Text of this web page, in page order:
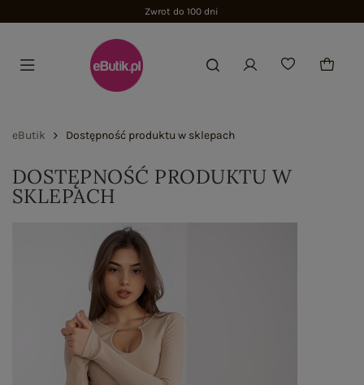
Zwrot do 100 dni
eButik Dostępność produktu w sklepach
DOSTĘPNOŚĆ PRODUKTU W
SKLEPACH